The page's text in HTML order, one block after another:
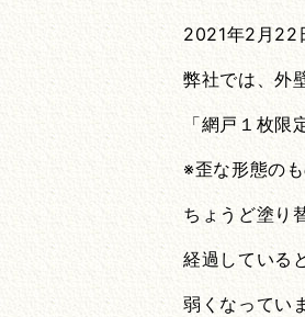
2021年2月22
弊社では、外
「網戸１枚限
※歪な形態の
ちょうど塗り
経過している
弱くなってい